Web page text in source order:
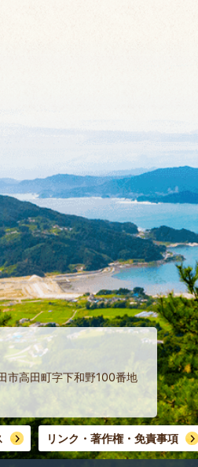
高田町字下和野100番地
リンク・著作権・免責事項